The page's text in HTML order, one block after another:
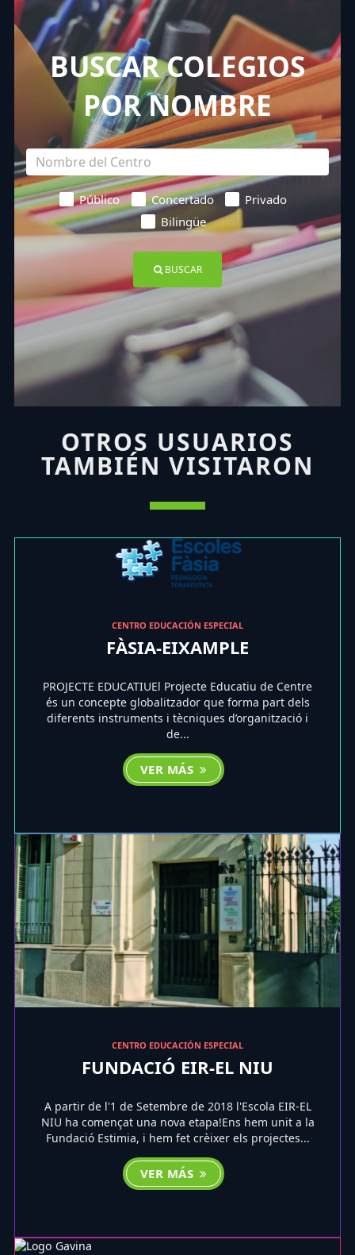
BUSCAR COLEGIOS
POR NOMBRE
Público Concertado
Privado
Bilingüe
BUSCAR
OTROS USUARIOS
TAMBIÉN VISITARON
CENTRO EDUCACIÓN ESPECIAL
FÀSIA-EIXAMPLE
PROJECTE EDUCATIUEl Projecte Educatiu de Centre
és un concepte globalitzador que forma part dels
diferents instruments i tècniques d’organització i
de...
VER MÁS
CENTRO EDUCACIÓN ESPECIAL
FUNDACIÓ EIR-EL NIU
A partir de l'1 de Setembre de 2018 l'Escola EIR-EL
NIU ha començat una nova etapa!Ens hem unit a la
Fundació Estimia, i hem fet crèixer els projectes...
VER MÁS